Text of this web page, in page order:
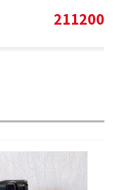
211200